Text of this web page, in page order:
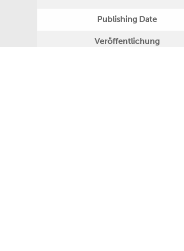
Publishing Date
Veröffentlichung